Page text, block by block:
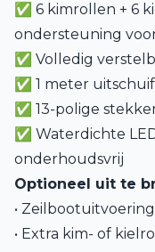
✅ 6 kimrollen + 6
ondersteuning
✅ Volledig
✅ 1 meter
✅ 13-polige
✅ Waterdichte
onderhoudsvrij
Optioneel uit te
• Zeilbootuitvoering
• Extra kim- of